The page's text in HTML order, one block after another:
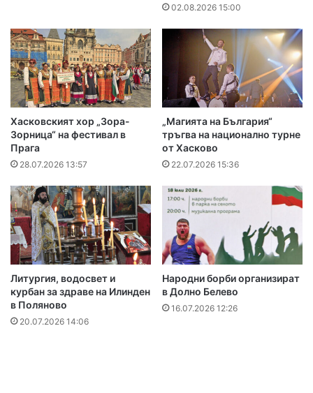
02.08.2026 15:00
Хасковският хор „Зора-
Зорница“ на фестивал в
Прага
28.07.2026 13:57
„Магията на България“
тръгва на национално турне
от Хасково
22.07.2026 15:36
Литургия, водосвет и
курбан за здраве на Илинден
в Поляново
20.07.2026 14:06
Народни борби организират
в Долно Белево
16.07.2026 12:26